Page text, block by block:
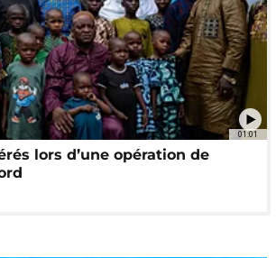
01:01
lors d’une opération de